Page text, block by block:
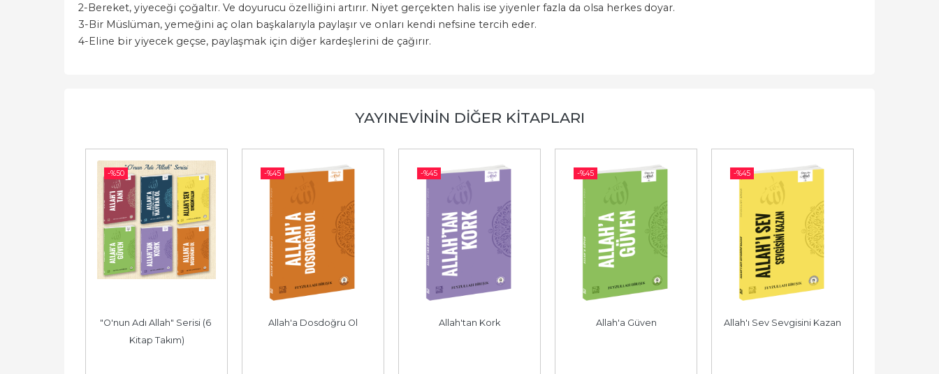
2-Bereket, yiyeceği çoğaltır. Ve doyurucu özelliğini artırır. Niyet gerçekten halis ise yiyenler fazla da olsa herkes doyar.
3-Bir Müslüman, yemeğini aç olan başkalarıyla paylaşır ve onları kendi nefsine tercih eder.
4-Eline bir yiyecek geçse, paylaşmak için diğer kardeşlerini de çağırır.
YAYINEVININ DIĞER KITAPLARI
-%50
"O'nun Adı Allah" Serisi (6
Kitap Takım)
-%45
Allah'a Dosdoğru Ol
-%45
Allah'tan Kork
-%45
Allah'a Güven
-%45
Allah'ı Sev Sevgisini Kazan